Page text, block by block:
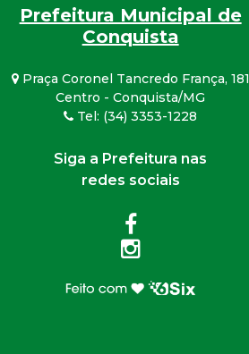
Prefeitura Municipal de
Conquista
Praça Coronel Tancredo França, 181
Centro - Conquista/MG
Tel: (34) 3353-1228
Siga a Prefeitura nas
redes sociais